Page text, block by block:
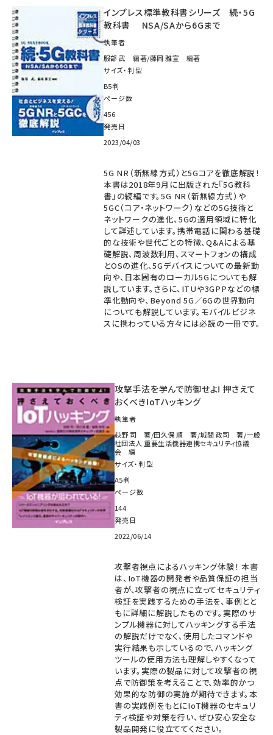
インプレス標準教科書シリーズ 続・5G
教科書 NSA/SAから6Gまで
執筆者
服部 武 編著/藤岡 雅宣 編著
サイズ・判型
B5判
ページ数
456
発売日
2023/04/03
5G NR（新無線方式）と5Gコアを徹底解説！
本書は2018年9月に出版された『5G教科
書』の続編です。5G NR（新無線方式）や
5GC（コア・ネットワーク）などの5G技術と
ネットワークの進化、5Gの適用領域に特化
して詳述しています。携帯電話に関わる基礎
的な技術や世代ごとの特徴、Q&Aによる基
礎解説、周波数利用、スマートフォンの構成
とOSの進化、5Gデバイスについての最新動
向や、日本固有のローカル5Gについても解
説しています。さらに、ITUや3GPPなどの標
準化動向や、Beyond 5G／6Gの世界動向
についても解説しています。モバイルビジネ
スに携わっている方々には必読の一冊です。
攻撃手法を学んで防御せよ! 押さえて
おくべきIoTハッキング
執筆者
荻野 司 著/田久保 順 著/城間 政司 著/一般
社団法人 重要生活機器連携セキュリティ協議
会 編
サイズ・判型
A5判
ページ数
144
発売日
2022/06/14
攻撃者視点によるハッキング体験！ 本書
は、IoT機器の開発者や品質保証の担当
者が、攻撃者の視点に立ってセキュリティ
検証を実践するための手法を、事例とと
もに詳細に解説したものです。実際のサ
ンプル機器に対してハッキングする手法
の解説だけでなく、使用したコマンドや
実行結果も示しているので、ハッキング
ツールの使用方法も理解しやすくなって
います。実際の製品に対して攻撃者の視
点で防御策を考えることで、効率的かつ
効果的な防御の実施が期待できます。本
書の実践例をもとにIoT機器のセキュリ
ティ検証や対策を行い、ぜひ安心安全な
製品開発に役立ててください。